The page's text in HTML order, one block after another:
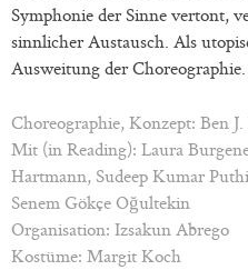
Symphonie der Sinne vertont,
sinnlicher Austausch. Als
Ausweitung der Choreographie.
Choreographie, Konzept: Ben J.
Mit (in Reading): Laura
Hartmann, Sudeep Kumar
Senem Gökçe Oğultekin
Organisation: Izsakun Abrego
Kostüme: Margit Koch